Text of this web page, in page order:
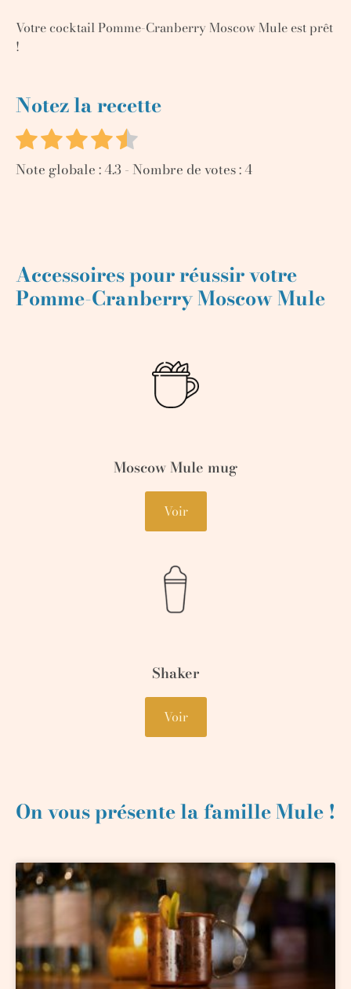
Votre cocktail Pomme-Cranberry Moscow Mule est prêt
!
Notez la recette
Note globale :4.3- Nombre de votes :4
Accessoires pour réussir votre
Pomme-Cranberry Moscow Mule
Moscow Mule mug
Voir
Shaker
Voir
On vous présente la famille Mule !